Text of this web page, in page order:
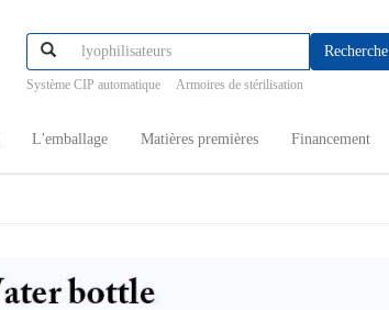
Recherche
Système CIP automatique Armoires de stérilisation
L'emballage Matières premières Financement